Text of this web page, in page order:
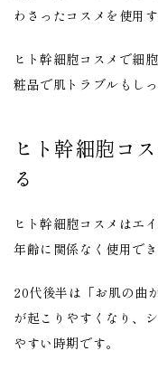
わさったコスメを使用
ヒト幹細胞コスメで細
粧品で肌トラブルもし
ヒト幹細胞コ
る
ヒト幹細胞コスメはエ
年齢に関係なく使用でき
20代後半は「お肌の曲
が起こりやすくなり、
やすい時期です。